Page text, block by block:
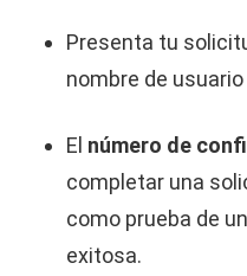
Presenta tu
nombre de
El número de
completar una
como prueba de
exitosa.